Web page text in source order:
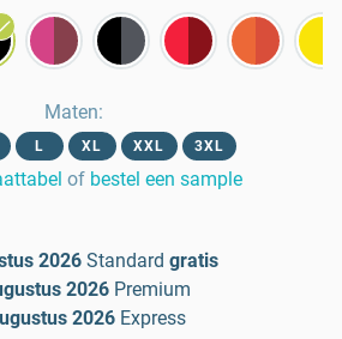
Maten:
L XL XXL 3XL
of bestel een sample
2026 Standard gratis
2026 Premium
2026 Express